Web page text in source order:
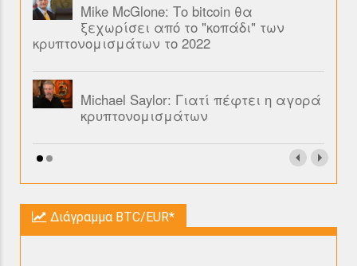
Mike McGlone: Το bitcoin θα
ξεχωρίσει από το "κοπάδι" των
κρυπτονομισμάτων το 2022
Michael Saylor: Γιατί πέφτει η αγορά
κρυπτονομισμάτων
Διάγραμμα BTC/EUR*